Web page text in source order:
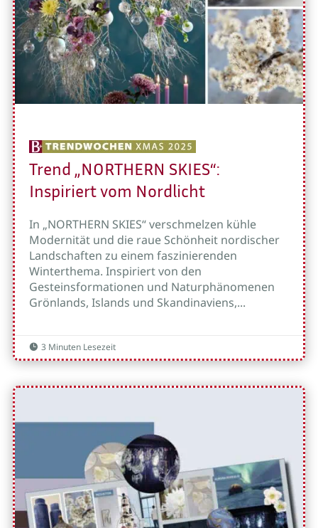
Trend „NORTHERN SKIES“:
Inspiriert vom Nordlicht
In „NORTHERN SKIES“ verschmelzen kühle
Modernität und die raue Schönheit nordischer
Landschaften zu einem faszinierenden
Winterthema. Inspiriert von den
Gesteinsformationen und Naturphänomenen
Grönlands, Islands und Skandinaviens,...
 3 Minuten Lesezeit